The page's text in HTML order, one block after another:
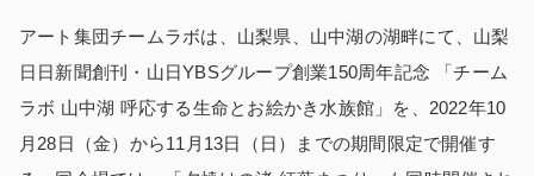
アート集団チームラボは、山梨県、山中湖の湖畔にて、山梨
日日新聞創刊・山日YBSグループ創業150周年記念 「チーム
ラボ 山中湖 呼応する生命とお絵かき水族館」を、2022年10
月28日（金）から11月13日（日）までの期間限定で開催す